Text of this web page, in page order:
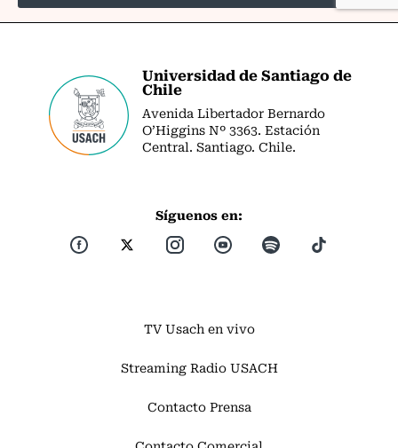
Universidad de Santiago de
Chile
Avenida Libertador Bernardo
O’Higgins Nº 3363. Estación
Central. Santiago. Chile.
Síguenos en:
TV Usach en vivo
Streaming Radio USACH
Contacto Prensa